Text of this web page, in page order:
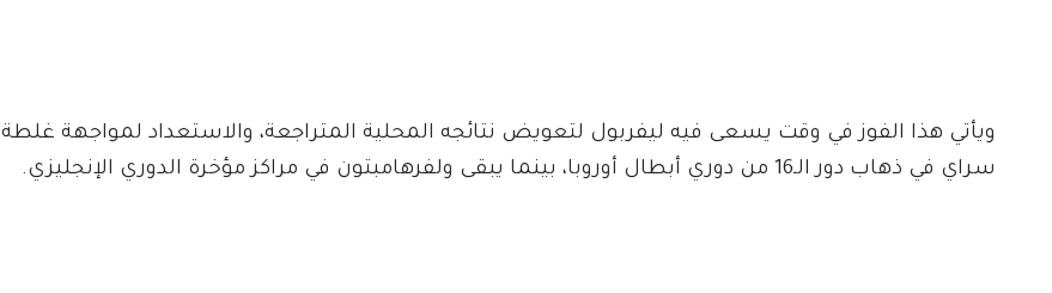
ويأتي هذا الفوز في وقت يسعى فيه ليفربول لتعويض نتائجه المحلية المتراجعة، والاستعداد لمواجهة غلطة
سراي في ذهاب دور الـ16 من دوري أبطال أوروبا، بينما يبقى ولفرهامبتون في مراكز مؤخرة الدوري الإنجليزي.